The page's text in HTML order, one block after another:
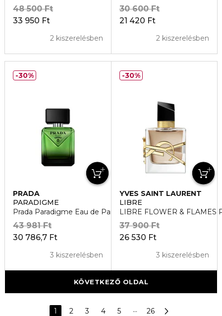
33 950 Ft
48 500 Ft
2 kiszerelésben
21 420 Ft
30 600 Ft
2 kiszerelésben
PRADA
PARADIGME
Prada Paradigme Eau de Parfum
30 786,7 Ft
43 981 Ft
3 kiszerelésben
30%
YVES SAINT LAURENT
LIBRE
LIBRE FLOWER & FLAMES
26 530 Ft
37 900 Ft
3 kiszerelésben
30%
KÖVETKEZŐ OLDAL
1 2 3 4 5 ··· 26